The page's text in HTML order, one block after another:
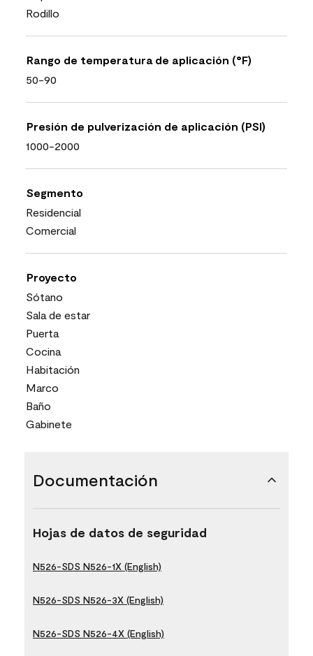
Rodillo
Rango de temperatura de aplicación (°F)
50-90
Presión de pulverización de aplicación (PSI)
1000-2000
Segmento
Residencial
Comercial
Proyecto
Sótano
Sala de estar
Puerta
Cocina
Habitación
Marco
Baño
Gabinete
Documentación
Hojas de datos de seguridad
N526-SDS N526-1X (English)
N526-SDS N526-3X (English)
N526-SDS N526-4X (English)